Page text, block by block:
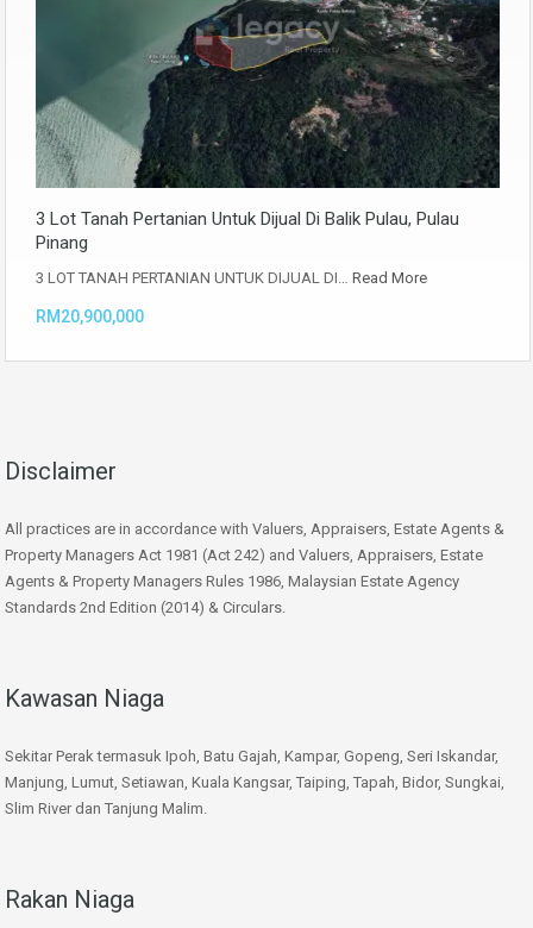
3 Lot Tanah Pertanian Untuk Dijual Di Balik Pulau, Pulau
Pinang
3 LOT TANAH PERTANIAN UNTUK DIJUAL DI… Read More
RM20,900,000
Disclaimer
All practices are in accordance with Valuers, Appraisers, Estate Agents &
Property Managers Act 1981 (Act 242) and Valuers, Appraisers, Estate
Agents & Property Managers Rules 1986, Malaysian Estate Agency
Standards 2nd Edition (2014) & Circulars.
Kawasan Niaga
Sekitar Perak termasuk Ipoh, Batu Gajah, Kampar, Gopeng, Seri Iskandar,
Manjung, Lumut, Setiawan, Kuala Kangsar, Taiping, Tapah, Bidor, Sungkai,
Slim River dan Tanjung Malim.
Rakan Niaga